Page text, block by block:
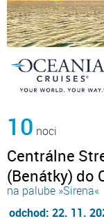
10 noci
Centrálne
(Benátky) do
na palube »Sirena«
odchod: 22. 11.